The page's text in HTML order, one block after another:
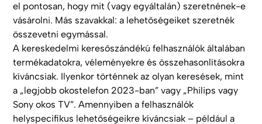
el pontosan, hogy mit (vagy egyáltalán) szeretnének-e
vásárolni. Más szavakkal: a lehetőségeiket szeretnék
összevetni egymással.
A kereskedelmi keresőszándékú felhasználók általában
termékadatokra, véleményekre és összehasonlításokra
kíváncsiak. Ilyenkor történnek az olyan keresések, mint
a „legjobb okostelefon 2023-ban” vagy „Philips vagy
Sony okos TV”. Amennyiben a felhasználók
helyspecifikus lehetőségeikre kíváncsiak – például a